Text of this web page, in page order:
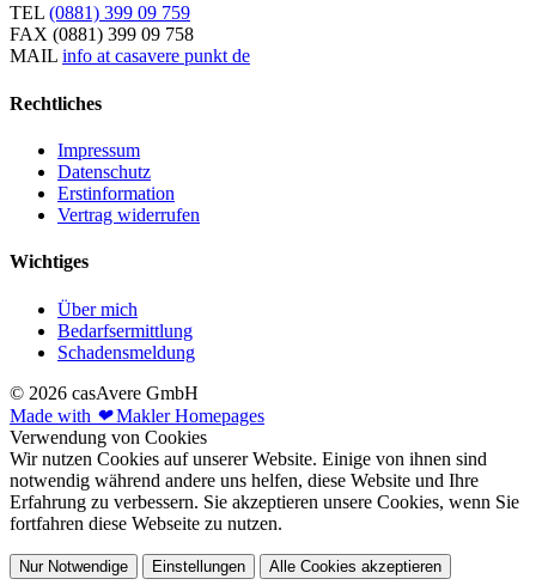
TEL (0881) 399 09 759
FAX (0881) 399 09 758
MAIL info at casavere punkt de
Rechtliches
Impressum
Datenschutz
Erstinformation
Vertrag widerrufen
Wichtiges
Über mich
Bedarfsermittlung
Schadensmeldung
© 2026 casAvere GmbH
Made with ❤Makler Homepages
Verwendung von Cookies
Wir nutzen Cookies auf unserer Website. Einige von ihnen sind
notwendig während andere uns helfen, diese Website und Ihre
Erfahrung zu verbessern. Sie akzeptieren unsere Cookies, wenn Sie
fortfahren diese Webseite zu nutzen.
Nur Notwendige Einstellungen Alle Cookies akzeptieren